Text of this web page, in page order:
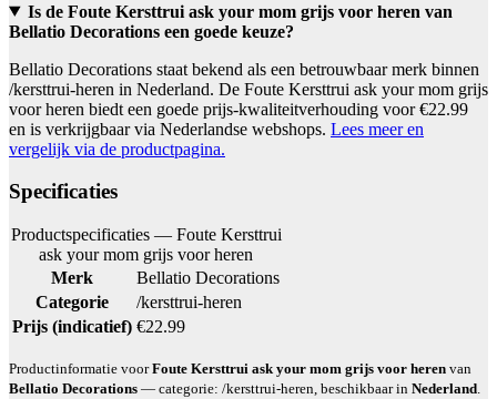
Is de Foute Kersttrui ask your mom grijs voor heren van
Bellatio Decorations een goede keuze?
Bellatio Decorations staat bekend als een betrouwbaar merk binnen
/kersttrui-heren in Nederland. De Foute Kersttrui ask your mom grijs
voor heren biedt een goede prijs-kwaliteitverhouding voor €22.99
en is verkrijgbaar via Nederlandse webshops. Lees meer en
vergelijk via de productpagina.
Specificaties
Productspecificaties — Foute Kersttrui
ask your mom grijs voor heren
Merk
Bellatio Decorations
Categorie
/kersttrui-heren
Prijs (indicatief) €22.99
Productinformatie voorFoute Kersttrui ask your mom grijs voor heren van
Bellatio Decorations — categorie: /kersttrui-heren, beschikbaar in Nederland.